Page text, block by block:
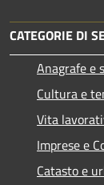
CATEGORIE DI
Anagrafe e
Cultura e
Vita
Imprese e
Catasto e